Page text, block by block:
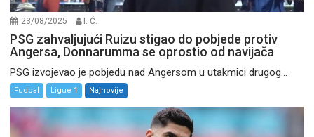
23/08/2025 I. Ć.
PSG zahvaljujući Ruizu stigao do pobjede protiv
Angersa, Donnarumma se oprostio od navijača
PSG izvojevao je pobjedu nad Angersom u utakmici drugog...
Fudbal Ligue 1 Najnovije